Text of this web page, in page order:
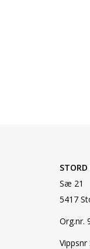
STORD
Sæ 21
5417
Org.nr.
Vippsnr